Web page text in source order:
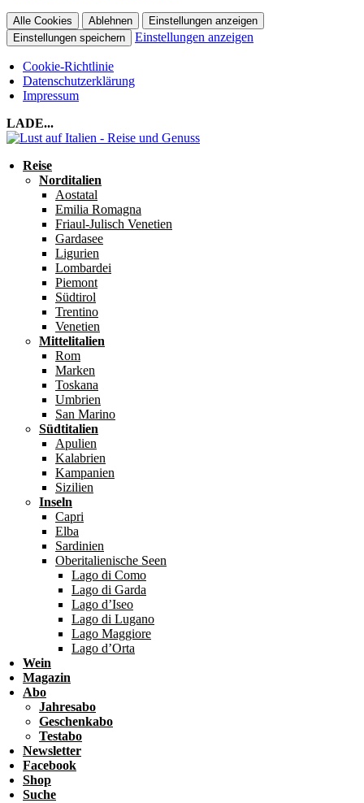
Alle Cookies Ablehnen
Einstellungen anzeigen
Einstellungen speichern
Einstellungen anzeigen
Cookie-Richtlinie
Datenschutzerklärung
Impressum
LADE...
Reise
Norditalien
Aostatal
Emilia Romagna
Friaul-Julisch Venetien
Gardasee
Ligurien
Lombardei
Piemont
Südtirol
Trentino
Venetien
Mittelitalien
Rom
Marken
Toskana
Umbrien
San Marino
Südtitalien
Apulien
Kalabrien
Kampanien
Sizilien
Inseln
Capri
Elba
Sardinien
Oberitalienische Seen
Lago di Como
Lago di Garda
Lago d’Iseo
Lago di Lugano
Lago Maggiore
Lago d’Orta
Wein
Magazin
Abo
Jahresabo
Geschenkabo
Testabo
Newsletter
Facebook
Shop
Suche